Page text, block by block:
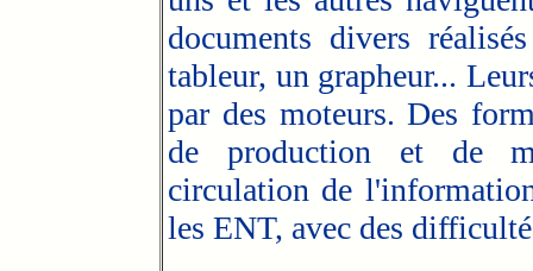
documents divers
tableur, un grapheur...
par des moteurs. Des
de production et de
circulation de
les ENT, avec des